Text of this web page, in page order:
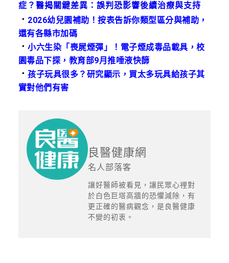
症？醫揭關鍵差異：誤判恐影響後續治療與支持
． 2026幼兒園補助！按表告訴你類型區分與補助，
還有各縣市加碼
．小六生染「喪屍煙彈」！電子煙成毒品載具，校
園毒品下探，教育部9月推唾液快篩
．孩子玩具很多？研究顯示，買太多玩具給孩子其
實對他們有害
良醫健康網
名人部落客
讓好醫師被看見，讓民眾心裡對
於白色巨塔高牆的恐懼減除，有
更正確的醫病觀念，是良醫健康
不變的初衷。